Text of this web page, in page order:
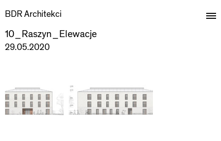
BDR Architekci
10_Raszyn_Elewacje
29.05.2020